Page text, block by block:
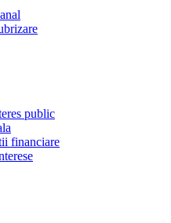
public
financiare